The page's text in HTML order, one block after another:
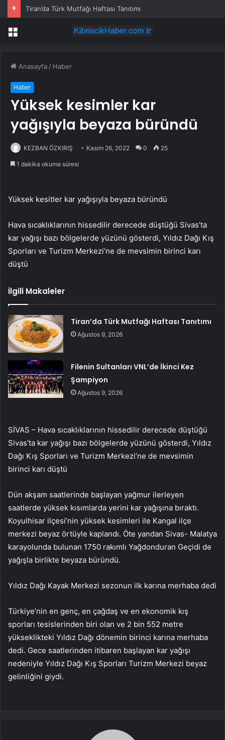
Tiran’da Türk Mutfağı Haftası Tanıtımı
Menü
Anasayfa / Haber
Haber
Yüksek kesimler kar
yağışıyla beyaza büründü
KEZBAN ÖZKIRIŞ Kasım 26, 2022 0 25
1 dakika okuma süresi
Yüksek kesitler kar yağışıyla beyaza büründü
Hava sıcaklıklarının hissedilir derecede düştüğü Sivas’ta
kar yağışı bazı bölgelerde yüzünü gösterdi, Yıldız Dağı Kış
Sporları ve Turizm Merkezi’ne de mevsimin birinci karı
düştü
İlgili Makaleler
Tiran’da Türk Mutfağı Haftası Tanıtımı
Ağustos 9, 2026
Filenin Sultanları VNL’de İkinci Kez
Şampiyon
Ağustos 9, 2026
SİVAS – Hava sıcaklıklarının hissedilir derecede düştüğü
Sivas’ta kar yağışı bazı bölgelerde yüzünü gösterdi, Yıldız
Dağı Kış Sporları ve Turizm Merkezi’ne de mevsimin
birinci karı düştü
Dün akşam saatlerinde başlayan yağmur ilerleyen
saatlerde yüksek kısımlarda yerini kar yağışına bıraktı.
Koyulhisar ilçesi’nin yüksek kesimleri ile Kangal ilçe
merkezi beyaz örtüyle kaplandı. Öte yandan Sivas- Malatya
karayolunda bulunan 1750 rakımlı Yağdonduran Geçidi de
yağışla birlikte beyaza büründü.
Yıldız Dağı Kayak Merkezi sezonun ilk karına merhaba dedi
Türkiye’nin en genç, en çağdaş ve en ekonomik kış
sporları tesislerinden biri olan ve 2 bin 552 metre
yükseklikteki Yıldız Dağı dönemin birinci karına merhaba
dedi. Gece saatlerinden itibaren başlayan kar yağışı
nedeniyle Yıldız Dağı Kış Sporları Turizm Merkezi beyaz
gelinliğini giydi.